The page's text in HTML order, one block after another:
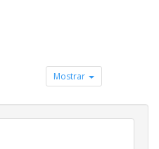
Mostrar